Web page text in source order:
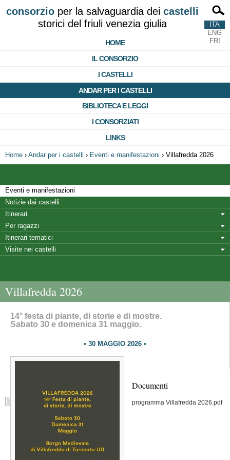
consorzioper la salvaguardia dei castelli
storici del friuli venezia giulia
HOME
IL CONSORZIO
I CASTELLI
ANDAR PER I CASTELLI
BIBLIOTECA E LEGGI
I CONSORZIATI
LINKS
ITA
ENG
FRI
Home › Andar per i castelli › Eventi e manifestazioni › Villafredda 2026
Eventi e manifestazioni
Notizie dai castelli
Itinerari
Per ragazzi
Itinerari tematici
Visite nei castelli
Villafredda 2026
14° festa di piante, di storie e di mostre.
Sabato 30 e domenica 31 maggio.
30 MAGGIO 2026
Documenti
programma Villafredda 2026.pdf